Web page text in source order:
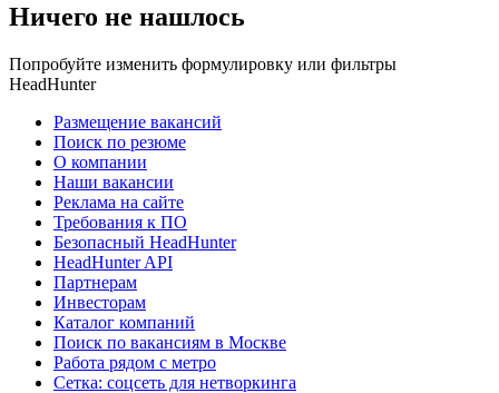
Ничего не нашлось
Попробуйте изменить формулировку или фильтры
HeadHunter
Размещение вакансий
Поиск по резюме
О компании
Наши вакансии
Реклама на сайте
Требования к ПО
Безопасный HeadHunter
HeadHunter API
Партнерам
Инвесторам
Каталог компаний
Поиск по вакансиям в Москве
Работа рядом с метро
Сетка: соцсеть для нетворкинга